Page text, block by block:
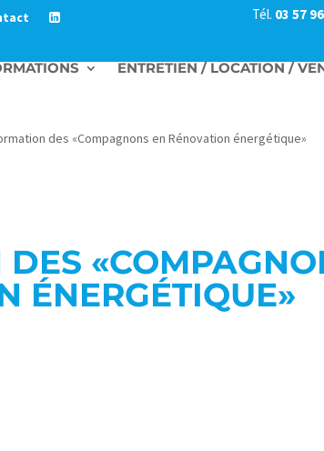
Tél. 03 57
ENTRETIEN / LOCATION /
des «Compagnons en Rénovation énergétique»
ÉNERGÉTIQUE»